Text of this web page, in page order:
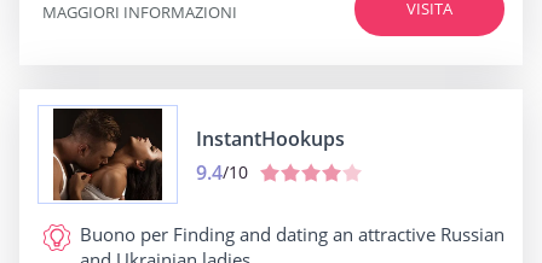
VISITA
MAGGIORI INFORMAZIONI
InstantHookups
9.4/10
Buono per Finding and dating an attractive Russian